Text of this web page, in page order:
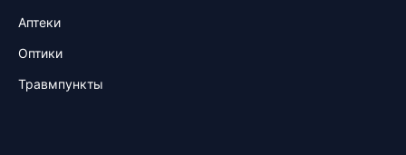
Аптеки
Оптики
Травмпункты